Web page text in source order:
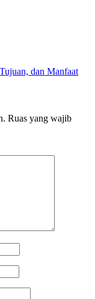
dan Manfaat
Ruas yang wajib